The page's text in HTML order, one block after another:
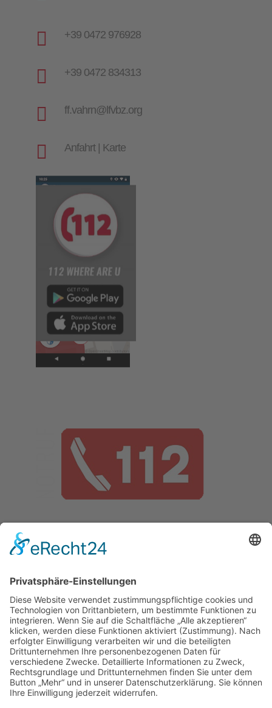
 +39 0472 976928
 +39 0472 834313
 ff.vahrn@lfvbz.org
 Anfahrt | Karte
5 Datenschutz
powered by trend-media